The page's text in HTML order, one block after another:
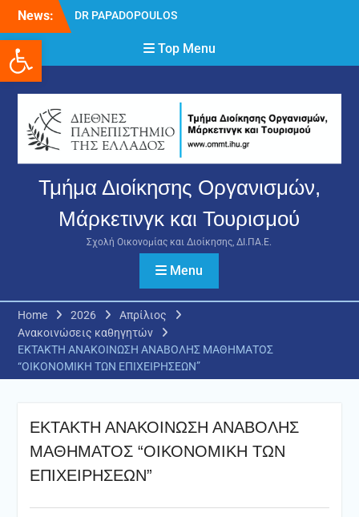
Ανοίξτε τη γραμμή εργαλείων
content
News:
DR PAPADOPOULOS
Δρ Παπαδόπουλος
Νικόλαος
δικαιολογητικών και
ενστάσεων για τη
χορήγηση του
στεγαστικού επιδόματος
ακαδημαϊκού έτους 2025-
2026.
Top Menu
Τμήμα Διοίκησης Οργανισμών,
Μάρκετινγκ και Τουρισμού
Σχολή Οικονομίας και Διοίκησης, ΔΙ.ΠΑ.Ε.
Menu
Home 2026
Απρίλιος
Ανακοινώσεις καθηγητών
ΕΚΤΑΚΤΗ ΑΝΑΚΟΙΝΩΣΗ ΑΝΑΒΟΛΗΣ ΜΑΘΗΜΑΤΟΣ
“ΟΙΚΟΝΟΜΙΚΗ ΤΩΝ ΕΠΙΧΕΙΡΗΣΕΩΝ”
ΕΚΤΑΚΤΗ ΑΝΑΚΟΙΝΩΣΗ ΑΝΑΒΟΛΗΣ
ΜΑΘΗΜΑΤΟΣ “ΟΙΚΟΝΟΜΙΚΗ ΤΩΝ
ΕΠΙΧΕΙΡΗΣΕΩΝ”